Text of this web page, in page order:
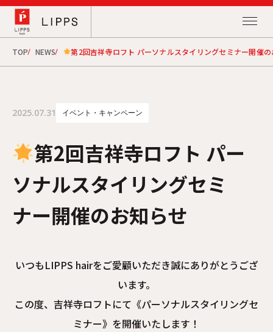
TOP NEWS 第2回吉祥寺ロフト パーソナルスタイリングセミナー開催
2025.07.31 イベント・キャンペーン
第2回吉祥寺ロフト パー
ソナルスタイリングセミ
ナー開催のお知らせ
いつもLIPPS hairをご愛顧いただき誠にありがとうござ
います。
この度、吉祥寺ロフトにて《パーソナルスタイリングセ
ミナー》を開催いたします！